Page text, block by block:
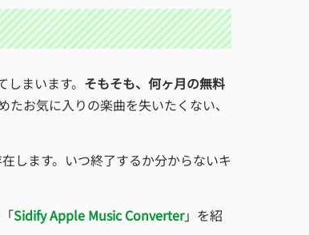
まいます。 そもそも、何ヶ月の無料
たお気に入りの楽曲を失いたくない、
します。いつ終了するか分からないキ
Sidify Apple Music Converter」を紹